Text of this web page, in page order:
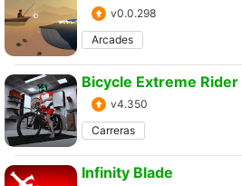
v0.0.298
Arcades
Bicycle Extreme Rider
v4.350
Carreras
Infinity Blade